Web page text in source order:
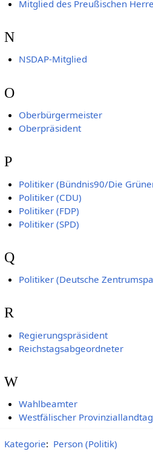
Mitglied des Preußischen
N
NSDAP-Mitglied
O
Oberbürgermeister
Oberpräsident
P
Politiker (Bündnis90/Die
Politiker (CDU)
Politiker (FDP)
Politiker (SPD)
Q
Politiker (Deutsche
R
Regierungspräsident
Reichstagsabgeordneter
W
Wahlbeamter
Westfälischer Provinziallandtag
Kategorie: Person (Politik)